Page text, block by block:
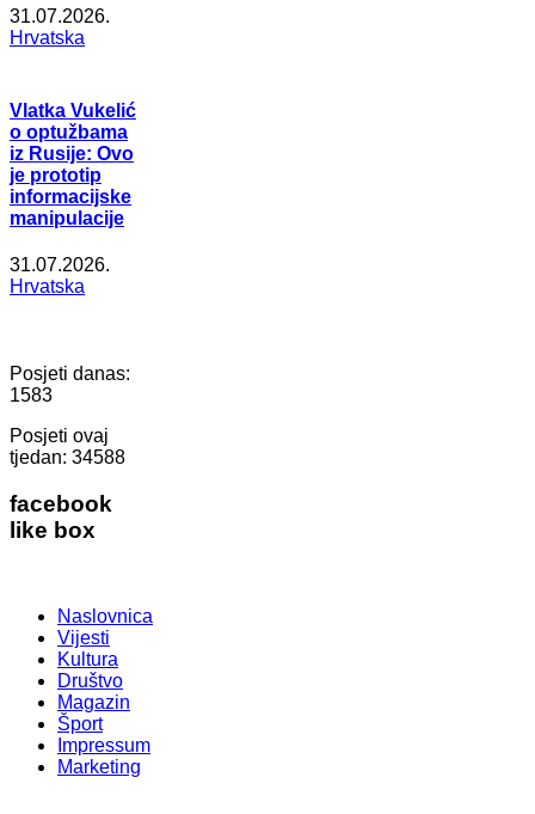
31.07.2026.
Hrvatska
Vlatka Vukelić
o optužbama
iz Rusije: Ovo
je prototip
informacijske
manipulacije
31.07.2026.
Hrvatska
Posjeti danas:
1583
Posjeti ovaj
tjedan: 34588
facebook
like box
Naslovnica
Vijesti
Kultura
Društvo
Magazin
Šport
Impressum
Marketing